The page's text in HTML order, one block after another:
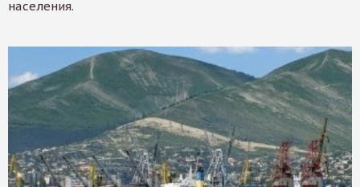
населения.